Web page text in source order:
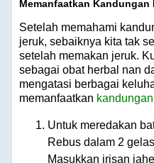
Memanfaatkan
Setelah memahami
jeruk, sebaiknya kita tak
setelah memakan jeruk.
sebagai obat herbal nan
mengatasi berbagai
memanfaatkan
Untuk meredakan
Rebus dalam 2
Masukkan irisan